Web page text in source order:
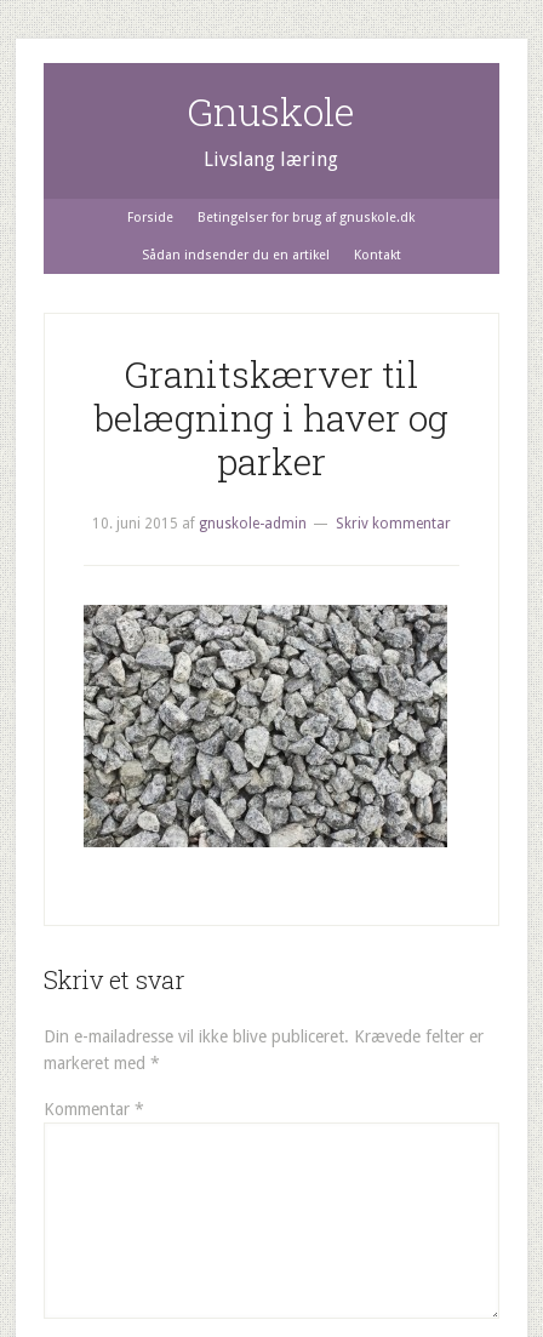
Gnuskole
Livslang læring
Forside Betingelser for brug af gnuskole.dk
Sådan indsender du en artikel Kontakt
Granitskærver til
belægning i haver og
parker
10. juni 2015 af gnuskole-admin Skriv kommentar
Skriv et svar
Din e-mailadresse vil ikke blive publiceret. Krævede felter er
markeret med *
Kommentar *